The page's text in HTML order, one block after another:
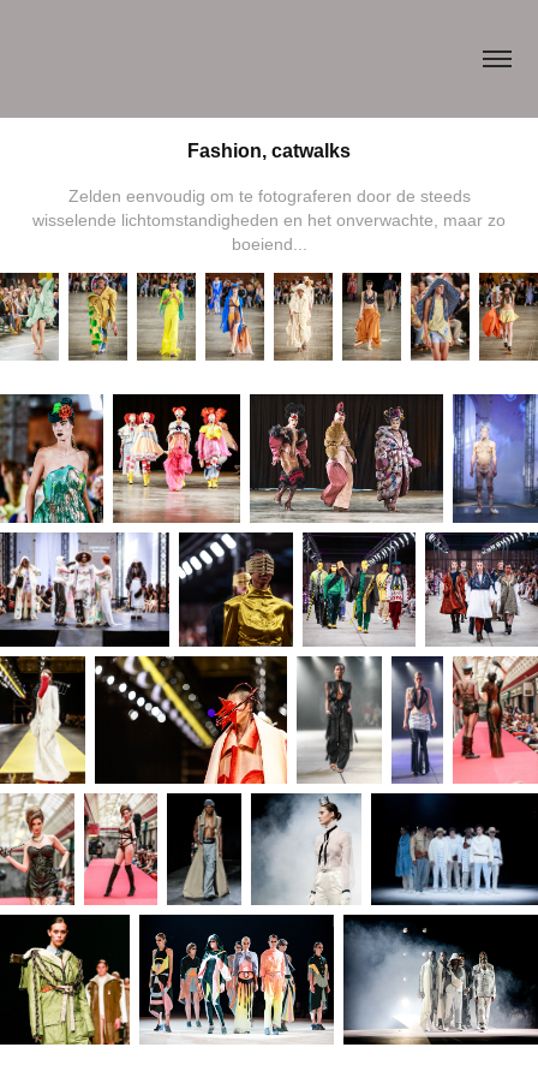
Fashion, catwalks
Zelden eenvoudig om te fotograferen door de steeds
wisselende lichtomstandigheden en het onverwachte, maar zo
boeiend...